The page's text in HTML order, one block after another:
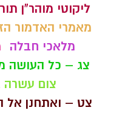
ליקוטי מוהר"ן
מאמרי האדמור
מלאכי חבלה
צג – כל העושה
צום עשרה
צט – ואתחנן אל